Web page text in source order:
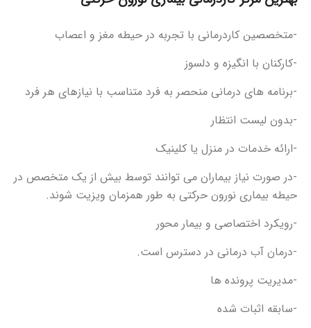
-متخصصین کاردرمانی با تجربه در حیطه مغز و اعصاب
-کارکنان با انگیزه و دلسوز
-برنامه های درمانی منحصر به فرد متناسب با نیازهای هر فرد
-بدون لیست انتظار
-ارائه خدمات در منزل یا کلینیک
-در صورت نیاز بیماران می توانند توسط بیش از یک متخصص در
حیطه بیماری نورون حرکتی به طور همزمان ویزیت شوند.
-رویکرد اختصاصی و بیمار محور
-درمان آب درمانی در دسترس است.
-مدیریت پرونده ها
-سابقه اثبات شده